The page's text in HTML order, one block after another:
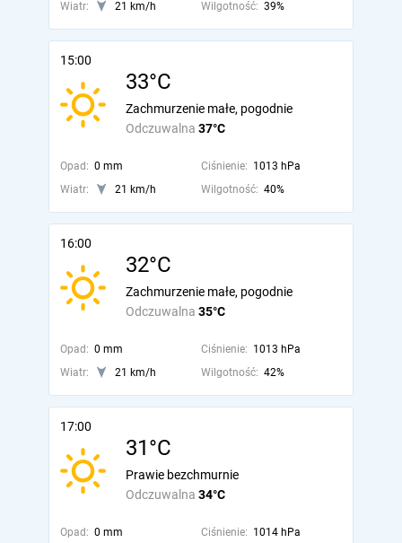
Wiatr:
21 km/h Wilgotność: 39%
15:00
33°C
Odczuwalna 37°C
Zachmurzenie małe, pogodnie
Opad: 0 mm Ciśnienie: 1013 hPa
Wiatr:
21 km/h Wilgotność: 40%
16:00
32°C
Odczuwalna 35°C
Zachmurzenie małe, pogodnie
Opad: 0 mm Ciśnienie: 1013 hPa
Wiatr:
21 km/h Wilgotność: 42%
17:00
31°C
Odczuwalna 34°C
Prawie bezchmurnie
Opad: 0 mm Ciśnienie: 1014 hPa